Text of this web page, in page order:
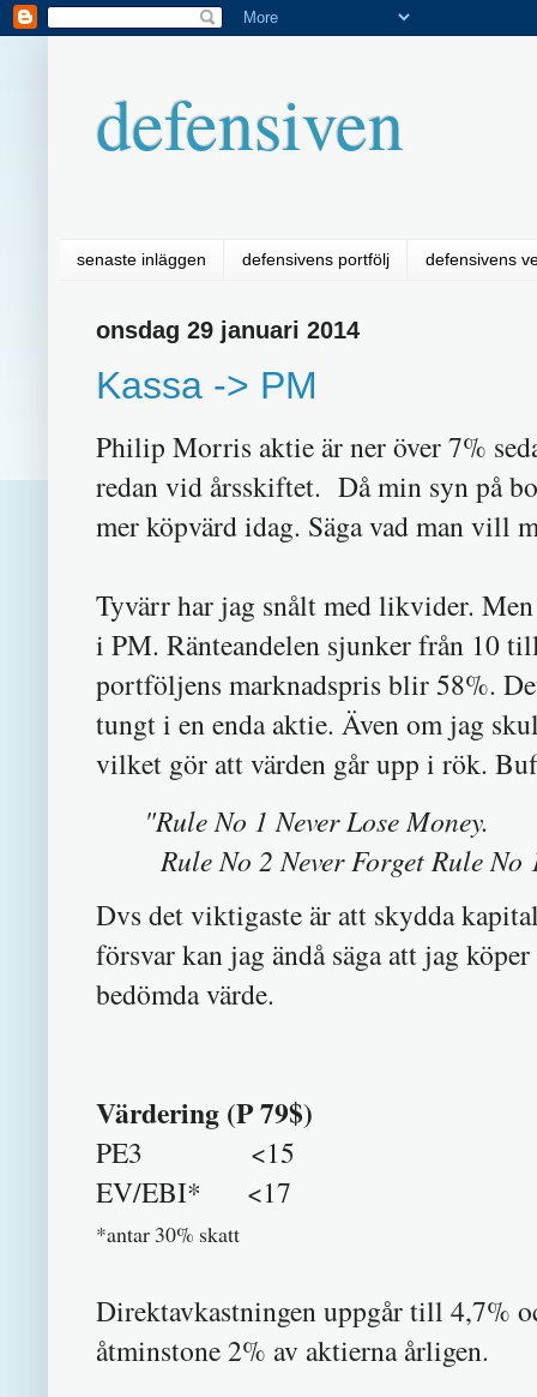
defensiven
senaste inläggen defensivens portfölj defensivens
onsdag 29 januari 2014
Kassa -> PM
Philip Morris aktie är ner över 7%
redan vid årsskiftet. Då min syn på
mer köpvärd idag. Säga vad man vill
Tyvärr har jag snålt med likvider.
i PM. Ränteandelen sjunker från 10
portföljens marknadspris blir 58%.
tungt i en enda aktie. Även om jag
vilket gör att värden går upp i rök.
"Rule No 1 Never Lose Money.
Rule No 2 Never Forget Rule No
Dvs det viktigaste är att skydda
försvar kan jag ändå säga att jag
bedömda värde.
Värdering (P 79$)
PE3 <15
EV/EBI* <17
*antar 30% skatt
Direktavkastningen uppgår till 4,7%
åtminstone 2% av aktierna årligen.